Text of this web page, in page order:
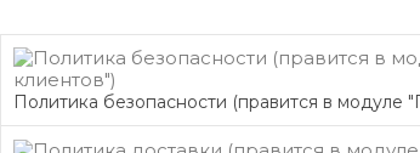
Политика безопасности (правится в модуле